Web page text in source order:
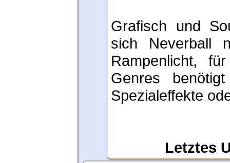
Grafisch und
sich Neverball
Rampenlicht,
Genres
Spezialeffekte
Letztes